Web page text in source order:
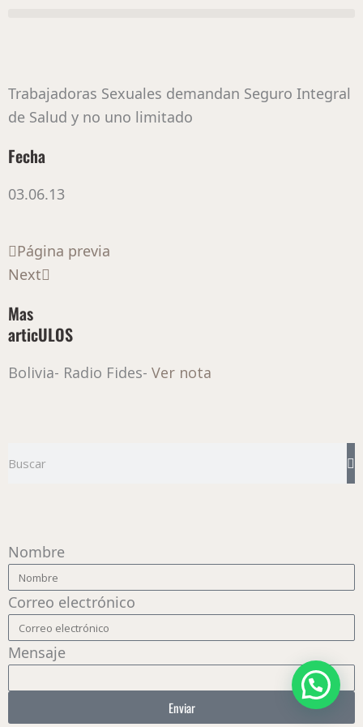
Trabajadoras Sexuales demandan Seguro Integral
de Salud y no uno limitado
Fecha
03.06.13
Ant
Página previa
Next
Siguiente
Mas
articULOS
Bolivia- Radio Fides- Ver nota
Nombre
Correo electrónico
Mensaje
Enviar